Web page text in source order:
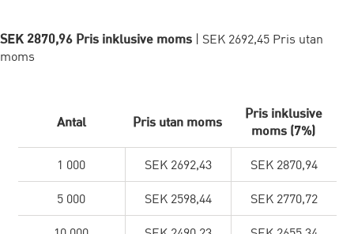
SEK 2870,96 Pris inklusive moms | SEK 2692,45 Pris utan
moms
Antal Pris utan moms
Pris inklusive
moms (7%)
1 000 SEK 2692,43 SEK 2870,94
5 000 SEK 2598,44 SEK 2770,72